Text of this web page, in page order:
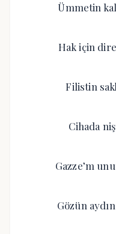
Ümmetin
Hak için
Filistin
Cihada
Gazze’m
Gözün